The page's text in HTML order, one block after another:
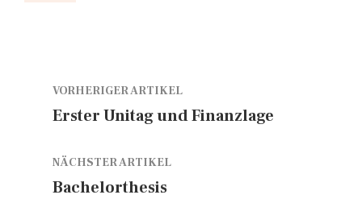
VORHERIGER ARTIKEL
Erster Unitag und Finanzlage
NÄCHSTER ARTIKEL
Bachelorthesis